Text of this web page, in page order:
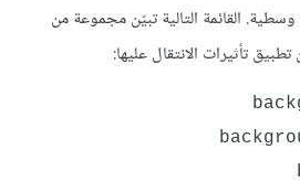
وسطية. القائمة التالية تبيّن مجموعة من
تأثيرات الانتقال عليها: